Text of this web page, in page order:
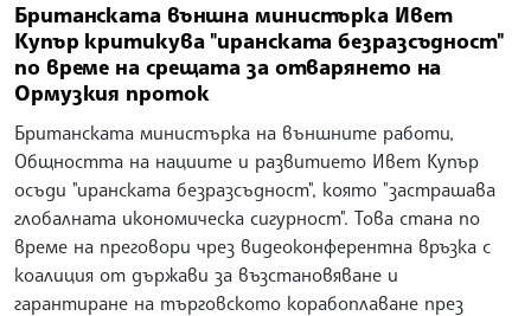
Британската външна министърка Ивет
Купър критикува "иранската безразсъдност"
по време на срещата за отварянето на
Ормузкия проток
Британската министърка на външните работи,
Общността на нациите и развитието Ивет Купър
осъди "иранската безразсъдност", която "застрашава
глобалната икономическа сигурност". Това стана по
време на преговори чрез видеоконферентна връзка с
коалиция от държави за възстановяване и
гарантиране на търговското корабоплаване през